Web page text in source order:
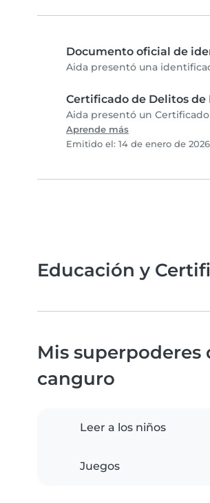
Documento oficial de
Aida presentó una
Certificado de Delitos de
Aida presentó un
Aprende más
Emitido el: 14 de enero de 2026
Educación y
Mis superpoderes
canguro
Leer a los niños
Juegos